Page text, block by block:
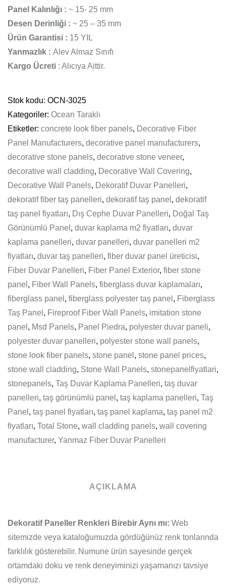
Panel Kalınlığı : ~ 15- 25 mm
Desen Derinliği : ~ 25 – 35 mm
Ürün Garantisi : 15 YIL
Yanmazlık : Alev Almaz Sınıfı
Kargo Ücreti : Alıcıya Aittir.
Stok kodu: OCN-3025
Kategoriler: Ocean Taraklı
Etiketler: concrete look fiber panels, Decorative Fiber
Panel Manufacturers, decorative panel manufacturers,
decorative stone panels, decorative stone veneer,
decorative wall cladding, Decorative Wall Covering,
Decorative Wall Panels, Dekoratif Duvar Panelleri,
dekoratif fiber taş panelleri, dekoratif taş panel , dekoratif
taş panel fiyatları, Dış Cephe Duvar Panelleri, Doğal Taş
Görünümlü Panel , duvar kaplama m2 fiyatları, duvar
kaplama panelleri, duvar panelleri, duvar panelleri m2
fiyatları, duvar taş panelleri, fiber duvar panel üreticisi,
Fiber Duvar Panelleri, Fiber Panel Exterior, fiber stone
panel , Fiber Wall Panels, fiberglass duvar kaplamaları,
fiberglass panel , fiberglass polyester taş panel , Fiberglass
Taş Panel , Fireproof Fiber Wall Panels, imitation stone
panel , Msd Panels, Panel Piedra, polyester duvar paneli,
polyester duvar panelleri, polyester stone wall panels,
stone look fiber panels, stone panel , stone panel prices,
stone wall cladding, Stone Wall Panels, stonepanelfiyatlari,
stonepanels, Taş Duvar Kaplama Panelleri, taş duvar
panelleri, taş görünümlü panel , taş kaplama panelleri, Taş
Panel , taş panel fiyatları, taş panel kaplama, taş panel m2
fiyatları, Total Stone, wall cladding panels, wall covering
manufacturer, Yanmaz Fiber Duvar Panelleri
AÇIKLAMA
Dekoratif Paneller Renkleri Birebir Aynı mı: Web
sitemizde veya kataloğumuzda gördüğünüz renk tonlarında
farklılık gösterebilir. Numune ürün sayesinde gerçek
ortamdaki doku ve renk deneyiminizi yaşamanızı tavsiye
ediyoruz.